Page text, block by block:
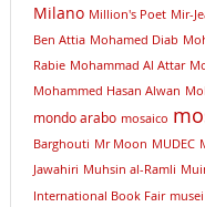
Milano Million's Poet Mir-
Ben Attia Mohamed Diab
Rabie Mohammad Al Attar
Mohammed Hasan Alwan
mondo arabo mosaico
Barghouti Mr Moon MUDEC
Jawahiri Muhsin al-Ramli
International Book Fair musei